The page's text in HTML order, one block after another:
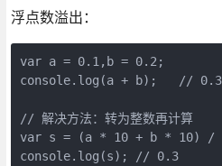
浮点数溢出：
var a = 0.1,b = 0.2;
console.log(a + b);   //
// 解决方法：转为整数再计算
var s = (a * 10 + b * 10) /
console.log(s); // 0.3